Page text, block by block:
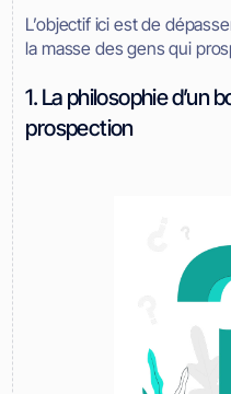
L’objectif ici est de
la masse des gens qui
1. La philosophie d’un
prospection